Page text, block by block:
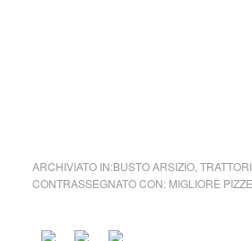
ARCHIVIATO IN:BUSTO ARSIZIO,
CONTRASSEGNATO CON: MIGLIORE